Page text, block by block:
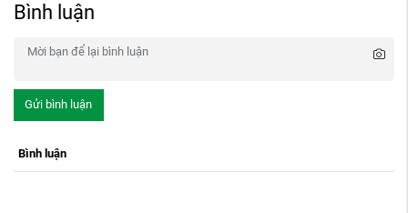
Bình luận
Gửi bình luận
Bình luận